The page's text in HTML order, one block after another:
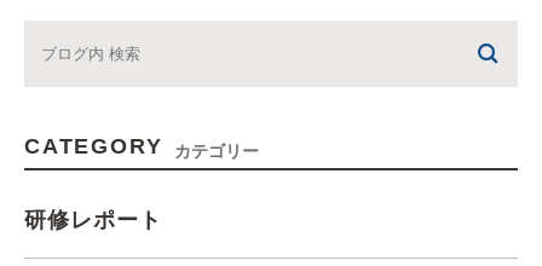
CATEGORY カテゴリー
研修レポート